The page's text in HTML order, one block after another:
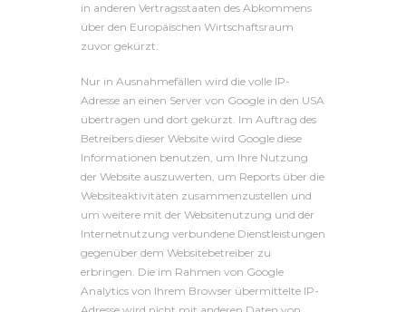
in anderen Vertragsstaaten des Abkommens
über den Europäischen Wirtschaftsraum
zuvor gekürzt.
Nur in Ausnahmefällen wird die volle IP-
Adresse an einen Server von Google in den USA
übertragen und dort gekürzt. Im Auftrag des
Betreibers dieser Website wird Google diese
Informationen benutzen, um Ihre Nutzung
der Website auszuwerten, um Reports über die
Websiteaktivitäten zusammenzustellen und
um weitere mit der Websitenutzung und der
Internetnutzung verbundene Dienstleistungen
gegenüber dem Websitebetreiber zu
erbringen. Die im Rahmen von Google
Analytics von Ihrem Browser übermittelte IP-